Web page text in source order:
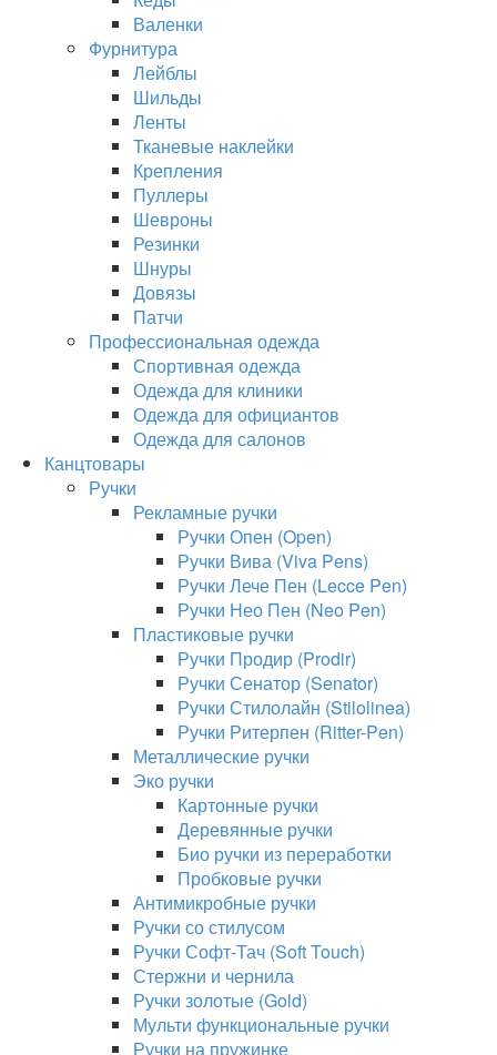
Валенки
Фурнитура
Лейблы
Шильды
Ленты
Тканевые наклейки
Крепления
Пуллеры
Шевроны
Резинки
Шнуры
Довязы
Патчи
Профессиональная одежда
Спортивная одежда
Одежда для клиники
Одежда для официантов
Одежда для салонов
Канцтовары
Ручки
Рекламные ручки
Ручки Опен (Open)
Ручки Вива (Viva Pens)
Ручки Лече Пен (Lecce Pen)
Ручки Нео Пен (Neo Pen)
Пластиковые ручки
Ручки Продир (Prodir)
Ручки Сенатор (Senator)
Ручки Стилолайн (Stilolinea)
Ручки Ритерпен (Ritter-Pen)
Металлические ручки
Эко ручки
Картонные ручки
Деревянные ручки
Био ручки из переработки
Пробковые ручки
Антимикробные ручки
Ручки со стилусом
Ручки Софт-Тач (Soft Touch)
Стержни и чернила
Ручки золотые (Gold)
Мульти функциональные ручки
Ручки на пружинке